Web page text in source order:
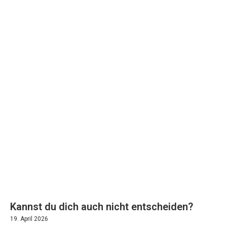
Kannst du dich auch nicht entscheiden?
19. April 2026